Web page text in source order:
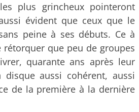
plus grincheux pointeront
évident que ceux que le
peine à ses débuts. Ce à
que peu de groupes
quarante ans après leur
aussi cohérent, aussi
de la première à la dernière